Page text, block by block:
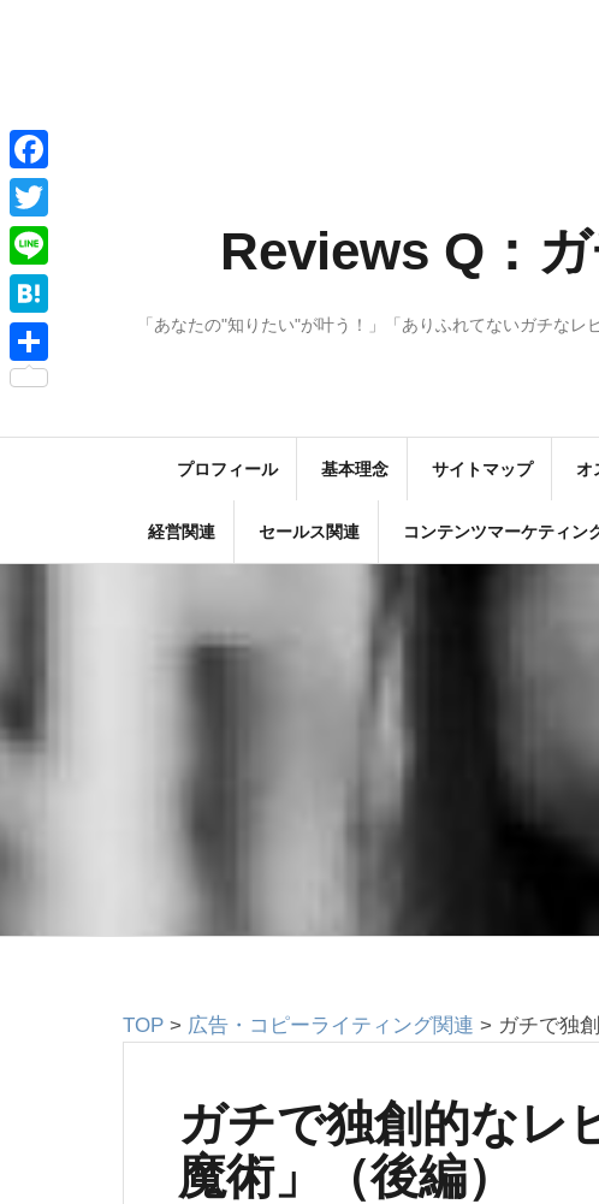
ツ
へ
ス
キ
ッ
プ
Reviews Q：
「あなたの"知りたい"が叶う！」「ありふれてないガチな
プロフィール 基本理念 サイトマップ
経営関連 セールス関連 コンテンツマーケティン
TOP > 広告・コピーライティング関連 > ガチで独
ガチで独創的なレ
魔術」（後編）
F
a
c
e
b
o
T
w
i
t
L
i
n
H
a
共